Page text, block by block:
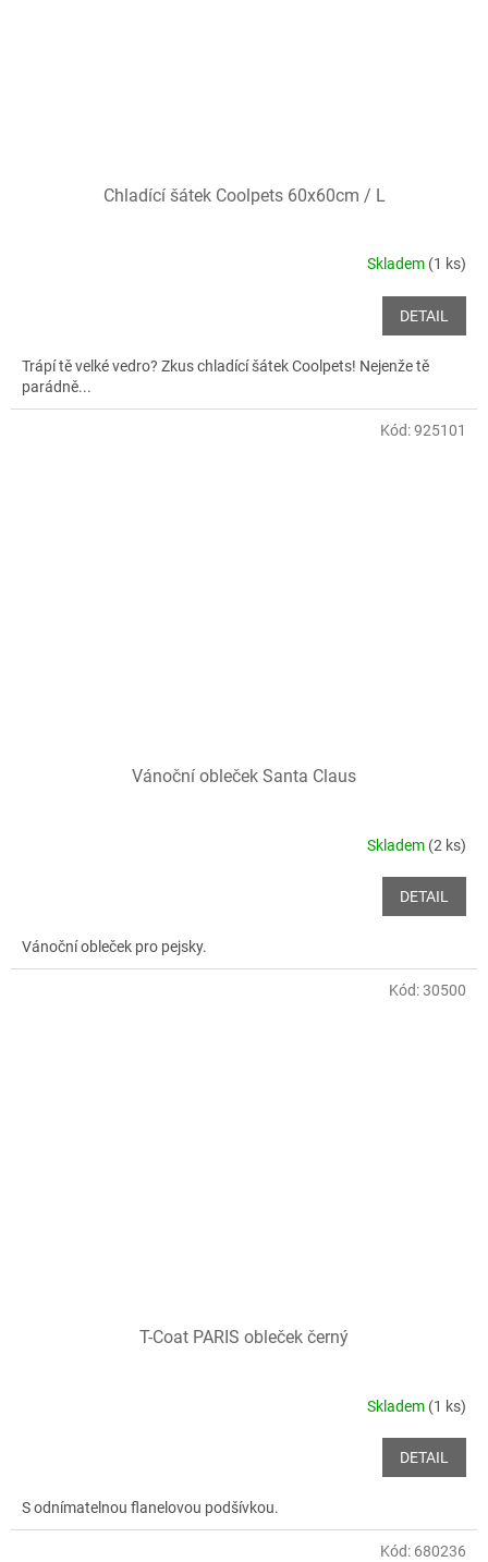
Chladící šátek Coolpets 60x60cm / L
Skladem (1 ks)
DETAIL
Trápí tě velké vedro? Zkus chladící šátek Coolpets! Nejenže tě
parádně...
Vánoční obleček Santa Claus
Skladem (2 ks)
DETAIL
Vánoční obleček pro pejsky.
Kód:925101
T-Coat PARIS obleček černý
Skladem (1 ks)
DETAIL
S odnímatelnou flanelovou podšívkou.
Kód:30500
Kód: 680236